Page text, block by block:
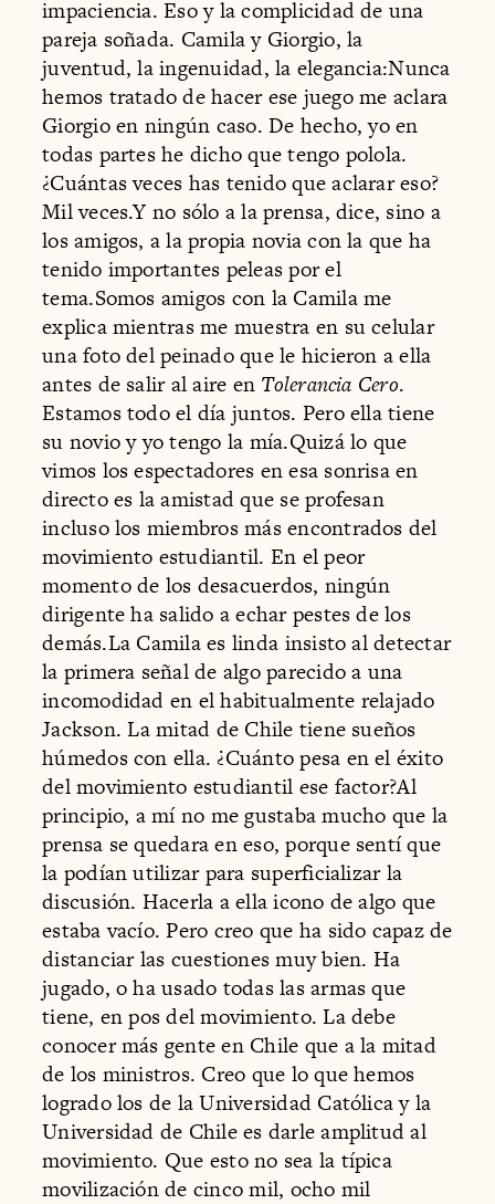
impaciencia. Eso y la complicidad de una
pareja soñada. Camila y Giorgio, la
juventud, la ingenuidad, la elegancia:Nunca
hemos tratado de hacer ese juego me aclara
Giorgio en ningún caso. De hecho, yo en
todas partes he dicho que tengo polola.
¿Cuántas veces has tenido que aclarar eso?
Mil veces.Y no sólo a la prensa, dice, sino a
los amigos, a la propia novia con la que ha
tenido importantes peleas por el
tema.Somos amigos con la Camila me
explica mientras me muestra en su celular
una foto del peinado que le hicieron a ella
antes de salir al aire en Tolerancia Cero.
Estamos todo el día juntos. Pero ella tiene
su novio y yo tengo la mía.Quizá lo que
vimos los espectadores en esa sonrisa en
directo es la amistad que se profesan
incluso los miembros más encontrados del
movimiento estudiantil. En el peor
momento de los desacuerdos, ningún
dirigente ha salido a echar pestes de los
demás.La Camila es linda insisto al detectar
la primera señal de algo parecido a una
incomodidad en el habitualmente relajado
Jackson. La mitad de Chile tiene sueños
húmedos con ella. ¿Cuánto pesa en el éxito
del movimiento estudiantil ese factor?Al
principio, a mí no me gustaba mucho que la
prensa se quedara en eso, porque sentí que
la podían utilizar para superficializar la
discusión. Hacerla a ella icono de algo que
estaba vacío. Pero creo que ha sido capaz de
distanciar las cuestiones muy bien. Ha
jugado, o ha usado todas las armas que
tiene, en pos del movimiento. La debe
conocer más gente en Chile que a la mitad
de los ministros. Creo que lo que hemos
logrado los de la Universidad Católica y la
Universidad de Chile es darle amplitud al
movimiento. Que esto no sea la típica
movilización de cinco mil, ocho mil